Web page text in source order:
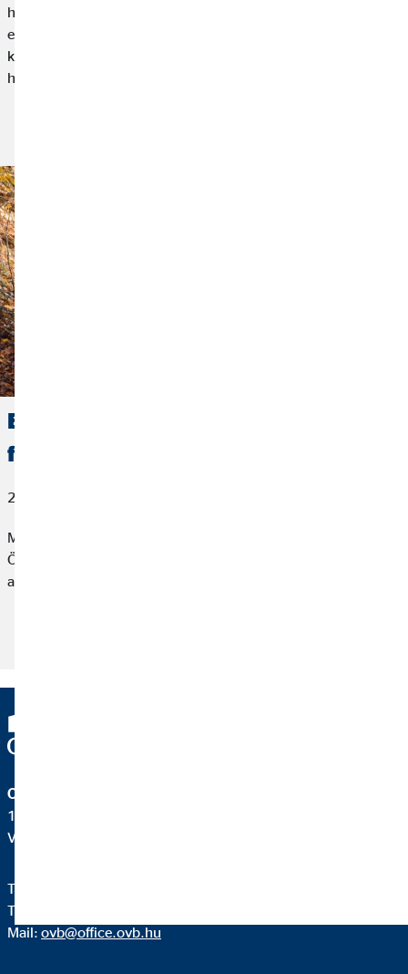
hónapokban folyamatosan emelkedtek. Sok háztartás számára
egyre nehezebb a havi kiadások fedezése és a magas árak
kifizetése. De hogyan is alakultak valójában a jelenlegi árak, és
hogyan védheted meg a pénzed a vásárlóerő csökkenésétől?
Első munkahely – Mire érdemes
figyelni pályakezdőként?
2022. augusztus 01.
Még a karriered elején állsz, és keresed az első munkahelyed?
Összefoglaltuk neked a legfontosabb infókat a jelentkezéssel és
a fizetéssel kapcsolatban. Reméljük segíthetünk.
OVB Vermögensberatung Kft.
1138 Budapest
Váci út 140.
Telefon:
Telefax: +36 1 231 0679
Mail: ovb@office.ovb.hu